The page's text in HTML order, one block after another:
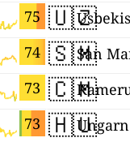
75
74
73
73
🇺🇿
🇸🇲
San
🇨🇲
🇭🇺Ungarn